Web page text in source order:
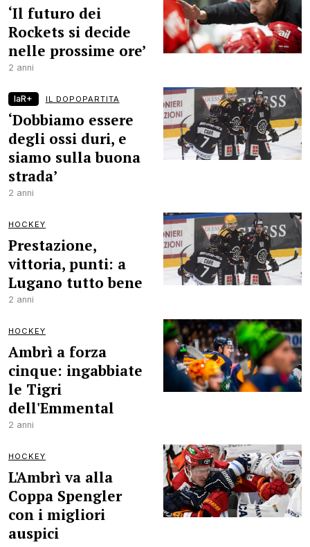
‘Il futuro dei
Rockets si decide
nelle prossime ore’
2 anni
laR+ IL DOPOPARTITA
‘Dobbiamo essere
degli ossi duri, e
siamo sulla buona
strada’
2 anni
HOCKEY
Prestazione,
vittoria, punti: a
Lugano tutto bene
2 anni
HOCKEY
Ambrì a forza
cinque: ingabbiate
le Tigri
dell'Emmental
2 anni
HOCKEY
L'Ambrì va alla
Coppa Spengler
con i migliori
auspici